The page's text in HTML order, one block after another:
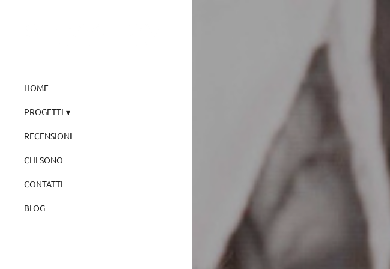
HOME
PROGETTI
RECENSIONI
CHI SONO
CONTATTI
BLOG